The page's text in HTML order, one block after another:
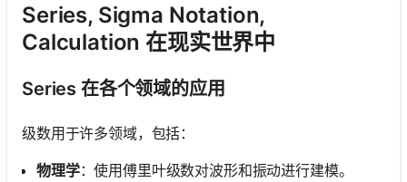
Series, Sigma Notation,
Calculation 在现实世界中
Series 在各个领域的应用
级数用于许多领域，包括：
物理学：使用傅里叶级数对波形和振动进行建模。